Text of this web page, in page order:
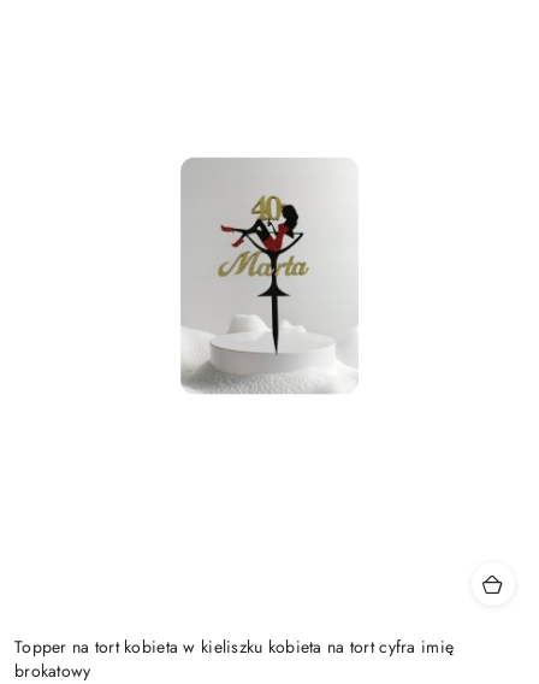
Topper na tort kobieta w kieliszku kobieta na tort cyfra imię
brokatowy